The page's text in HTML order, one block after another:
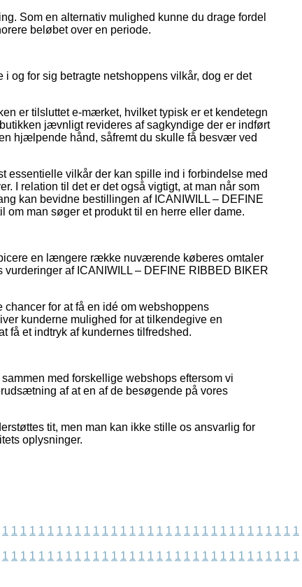
Som en alternativ mulighed kunne du drage fordel
beløbet over en periode.
og for sig betragte netshoppens vilkår, dog er det
er tilsluttet e-mærket, hvilket typisk er et kendetegn
jævnligt revideres af sagkyndige der er indført
hjælpende hånd, såfremt du skulle få besvær ved
essentielle vilkår der kan spille ind i forbindelse med
I relation til det er det også vigtigt, at man når som
kan bevidne bestillingen af ICANIWILL – DEFINE
man søger et produkt til en herre eller dame.
en længere række nuværende køberes omtaler
af ICANIWILL – DEFINE RIBBED BIKER
for at få en idé om webshoppens
kunderne mulighed for at tilkendegive en
få et indtryk af kundernes tilfredshed.
med forskellige webshops eftersom vi
af at en af de besøgende på vores
tit, men man kan ikke stille os ansvarlig for
oplysninger.
1 1 1 1 1 1 1 1 1 1 1 1 1 1 1 1 1 1 1 1 1 1 1 1 1 1 1 1 1 1 1 1 1
1 1 1 1 1 1 1 1 1 1 1 1 1 1 1 1 1 1 1 1 1 1 1 1 1 1 1 1 1 1 1 1 1